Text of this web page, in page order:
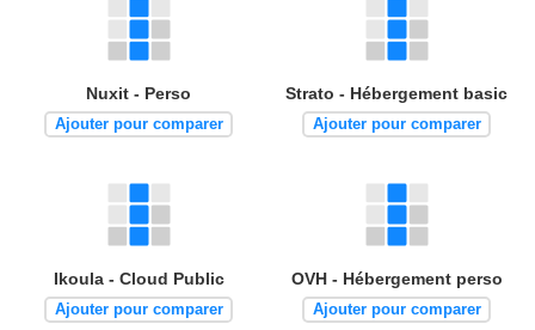
Nuxit - Perso
Ajouter pour comparer
Strato - Hébergement basic
Ajouter pour comparer
Ikoula - Cloud Public
Ajouter pour comparer
OVH - Hébergement perso
Ajouter pour comparer